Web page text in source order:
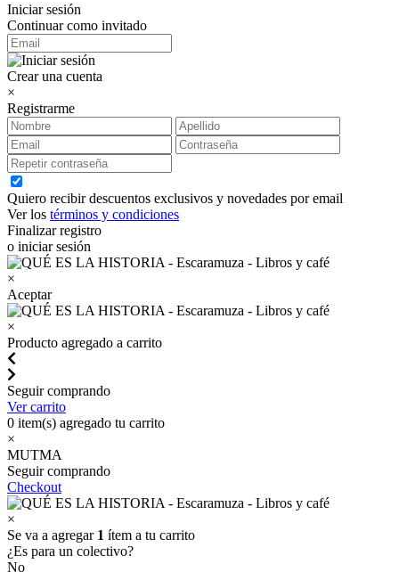
Iniciar sesión
Continuar como invitado
Crear una cuenta
×
Registrarme
Quiero recibir descuentos exclusivos y novedades por email
Ver los términos y condiciones
Finalizar registro
o iniciar sesión
×
Aceptar
×
Producto agregado a carrito
Seguir comprando
Ver carrito
0 item(s) agregado tu carrito
×
MUTMA
Seguir comprando
Checkout
×
Se va a agregar 1 ítem a tu carrito
¿Es para un colectivo?
No